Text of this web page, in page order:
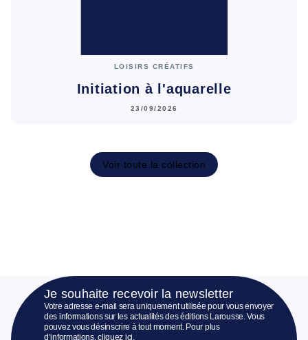
LOISIRS CRÉATIFS
Initiation à l'aquarelle
23/09/2026
Voir toute la collection
Je souhaite recevoir la newsletter
Votre adresse e-mail sera uniquement utilisée pour vous envoyer
des informations sur les actualités des éditions Larousse. Vous
pouvez vous désinscrire à tout moment. Pour plus
d’informations,cliquez ici.